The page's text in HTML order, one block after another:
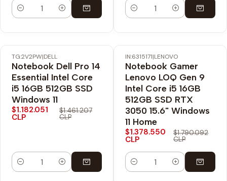
Cantidad Cantidad
-19% OFF
Nuevo
TG:2V2PW|DELL
Notebook Dell Pro 14
Essential Intel Core
i5 16GB 512GB SSD
Windows 11
$1.182.051
CLP
$1.461.207
CLP
Cantidad
-23% OFF
Envío Gratis
IN:6315171|LENOVO
Notebook Gamer
Lenovo LOQ Gen 9
Intel Core i5 16GB
512GB SSD RTX
3050 15.6" Windows
11 Home
$1.378.550
CLP
$1.790.092
CLP
Cantidad